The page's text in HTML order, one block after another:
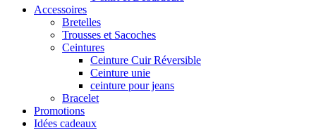
Accessoires
Bretelles
Trousses et Sacoches
Ceintures
Ceinture Cuir Réversible
Ceinture unie
ceinture pour jeans
Bracelet
Promotions
Idées cadeaux